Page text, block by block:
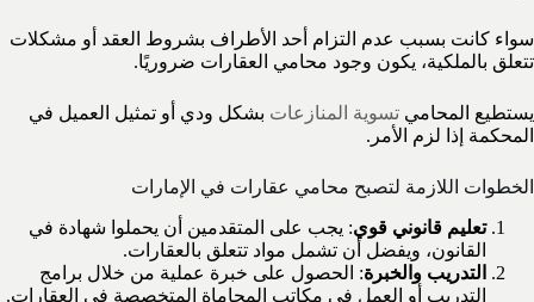
سواء كانت بسبب عدم التزام أحد الأطراف بشروط العقد أو مشكلات
تتعلق بالملكية، يكون وجود محامي العقارات ضروريًا.
يستطيع المحامي تسوية المنازعات بشكل ودي أو تمثيل العميل في
المحكمة إذا لزم الأمر.
الخطوات اللازمة لتصبح محامي عقارات في الإمارات
تعليم قانوني قوي: يجب على المتقدمين أن يحملوا شهادة في
القانون، ويفضل أن تشمل مواد تتعلق بالعقارات.
التدريب والخبرة: الحصول على خبرة عملية من خلال برامج
التدريب أو العمل في مكاتب المحاماة المتخصصة في العقارات.